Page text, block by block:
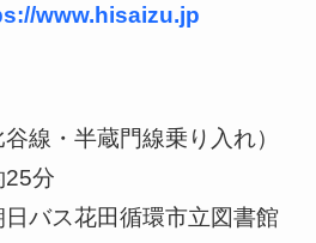
www.hisaizu.jp
線・半蔵門線乗り入れ）
分
バス花田循環市立図書館